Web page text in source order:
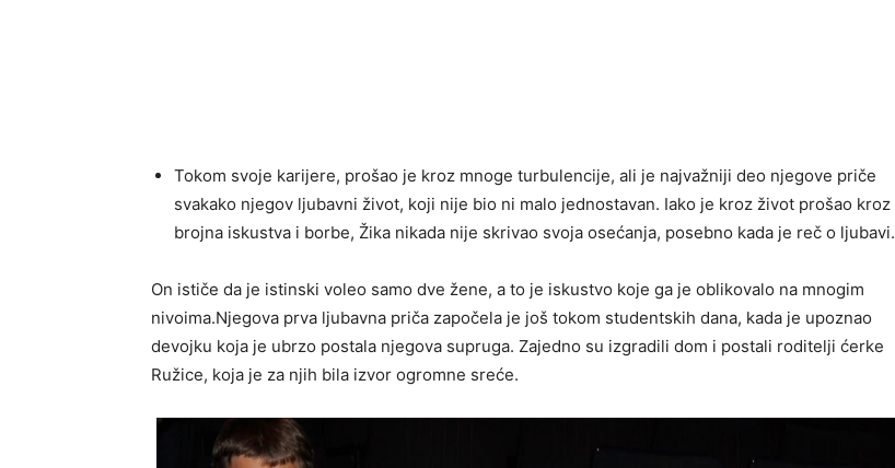
Tokom svoje karijere, prošao je kroz mnoge turbulencije, ali je najvažniji deo njegove priče
svakako njegov ljubavni život, koji nije bio ni malo jednostavan. Iako je kroz život prošao kroz
brojna iskustva i borbe, Žika nikada nije skrivao svoja osećanja, posebno kada je reč o ljubavi.
On ističe da je istinski voleo samo dve žene, a to je iskustvo koje ga je oblikovalo na mnogim
nivoima.Njegova prva ljubavna priča započela je još tokom studentskih dana, kada je upoznao
devojku koja je ubrzo postala njegova supruga. Zajedno su izgradili dom i postali roditelji ćerke
Ružice, koja je za njih bila izvor ogromne sreće.